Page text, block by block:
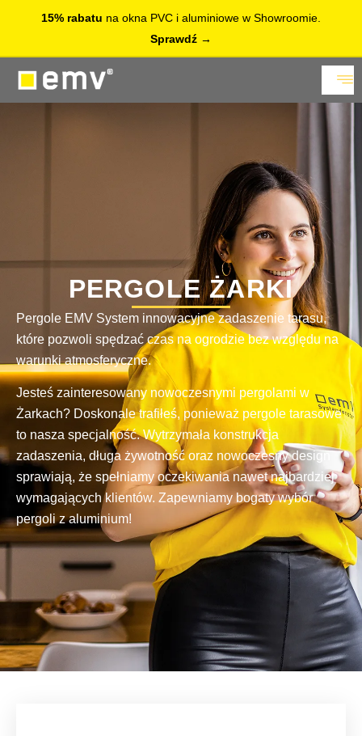
15% rabatu na okna PVC i aluminiowe w Showroomie.
Sprawdź
PERGOLE ŻARKI
Pergole EMV System innowacyjne zadaszenie tarasu,
które pozwoli spędzać czas na ogrodzie bez względu na
warunki atmosferyczne.
Jesteś zainteresowany nowoczesnymi pergolami w
Żarkach? Doskonale trafiłeś, ponieważ pergole tarasowe
to nasza specjalność. Wytrzymała konstrukcja
zadaszenia, długa żywotność oraz nowoczesny design
sprawiają, że spełniamy oczekiwania nawet najbardziej
wymagających klientów. Zapewniamy bogaty wybór
pergoli z aluminium!